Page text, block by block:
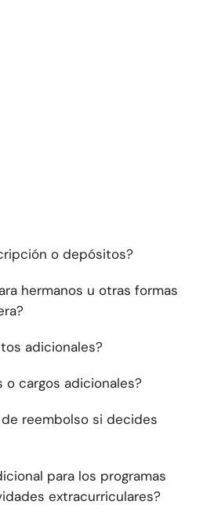
o depósitos?
hermanos u otras formas
adicionales?
o cargos adicionales?
reembolso si decides
para los programas
extracurriculares?